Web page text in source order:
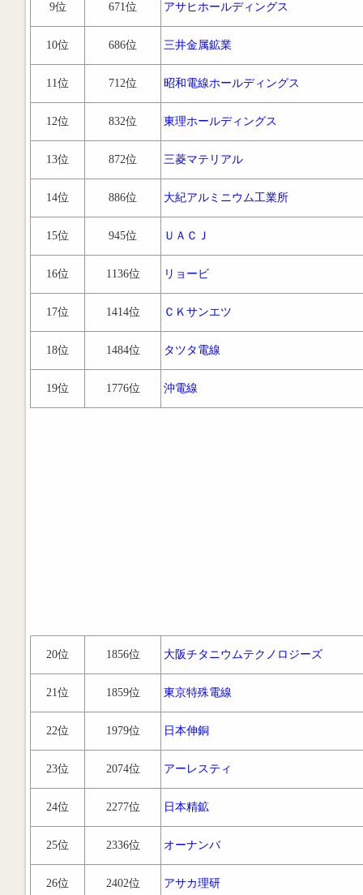
9位 671位 アサヒホールディングス
10位 686位 三井金属鉱業
11位 712位 昭和電線ホールディングス
12位 832位 東理ホールディングス
13位 872位 三菱マテリアル
14位 886位 大紀アルミニウム工業所
15位 945位 ＵＡＣＪ
16位 1136位 リョービ
17位 1414位 ＣＫサンエツ
18位 1484位 タツタ電線
19位 1776位 沖電線
20位 1856位 大阪チタニウムテクノロジーズ
21位 1859位 東京特殊電線
22位 1979位 日本伸銅
23位 2074位 アーレスティ
24位 2277位 日本精鉱
25位 2336位 オーナンバ
26位 2402位 アサカ理研